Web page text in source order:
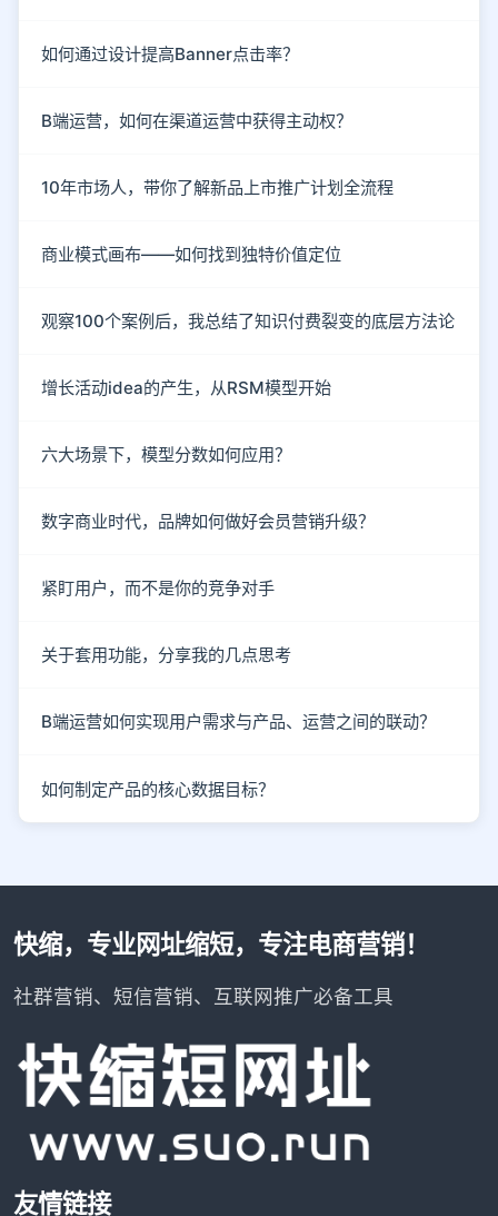
如何通过设计提高Banner点击率？
B端运营，如何在渠道运营中获得主动权？
10年市场人，带你了解新品上市推广计划全流程
商业模式画布——如何找到独特价值定位
观察100个案例后，我总结了知识付费裂变的底层方法论
增长活动idea的产生，从RSM模型开始
六大场景下，模型分数如何应用？
数字商业时代，品牌如何做好会员营销升级？
紧盯用户，而不是你的竞争对手
关于套用功能，分享我的几点思考
B端运营如何实现用户需求与产品、运营之间的联动？
如何制定产品的核心数据目标？
快缩，专业网址缩短，专注电商营销！
社群营销、短信营销、互联网推广必备工具
友情链接